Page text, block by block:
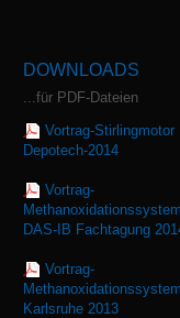
DOWNLOADS
...für PDF-Dateien
Vortrag-Stirlingmotor
Depotech-2014
Vortrag-
DAS-IB Fachtagung
Vortrag-
Karlsruhe 2013